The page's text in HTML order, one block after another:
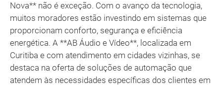
Nova** não é exceção. Com o avanço da tecnologia,
muitos moradores estão investindo em sistemas que
proporcionam conforto, segurança e eficiência
energética. A **AB Áudio e Vídeo**, localizada em
Curitiba e com atendimento em cidades vizinhas, se
destaca na oferta de soluções de automação que
atendem às necessidades específicas dos clientes em